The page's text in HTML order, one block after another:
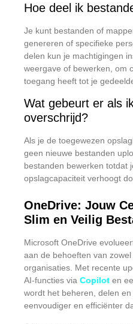
Hoe deel ik
Je kunt bestanden of
genereren of specifieke
delen kun je machtigingen
weergave of bewerken, om
toegang heeft tot je
Wat gebeurt er als
overschrijd?
Als je de toegewezen
geen nieuwe bestanden
bestanden bewerken totdat
opslagcapaciteit verhoogt
OneDrive: Jouw
Slim en Veilig
Microsoft OneDrive
aan de behoeften van
organisaties. Met recente
AI-functies via Copilot en
wordt het beheren, delen
eenvoudiger en efficiënter